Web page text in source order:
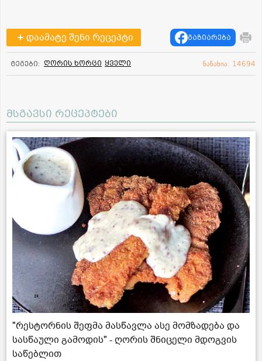
დაამატე შენი რეცეპტი გაზიარება
ტეგები: ღორის ხორცი ყველი ნანახია: 14694
მსგავსი რეცეპტები
"რესტორნის შეფმა მასწავლა ასე მომზადება და
სასწაული გამოდის" - ღორის შნიცელი მდოგვის
საწებლით